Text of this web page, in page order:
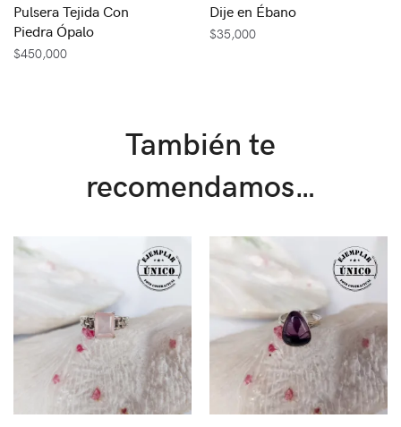
Pulsera Tejida Con
Piedra Ópalo
$450,000
Dije en Ébano
$35,000
También te
recomendamos…